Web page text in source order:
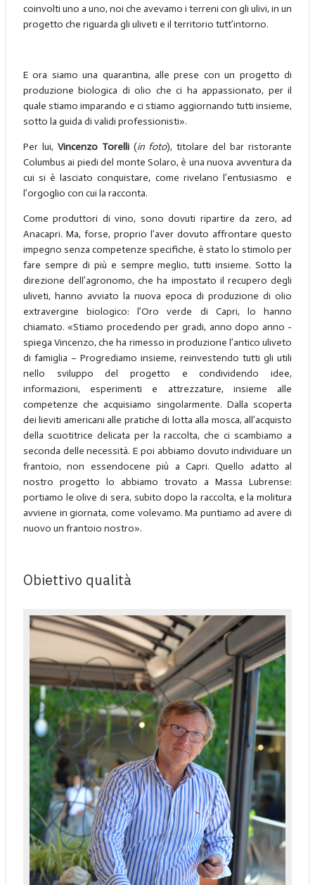
coinvolti uno a uno, noi che avevamo i terreni con gli ulivi, in un
progetto che riguarda gli uliveti e il territorio tutt’intorno.
E ora siamo una quarantina, alle prese con un progetto di
produzione biologica di olio che ci ha appassionato, per il
quale stiamo imparando e ci stiamo aggiornando tutti insieme,
sotto la guida di validi professionisti».
Per lui, Vincenzo Torelli (in foto), titolare del bar ristorante
Columbus ai piedi del monte Solaro, è una nuova avventura da
cui si è lasciato conquistare, come rivelano l’entusiasmo e
l’orgoglio con cui la racconta.
Come produttori di vino, sono dovuti ripartire da zero, ad
Anacapri. Ma, forse, proprio l’aver dovuto affrontare questo
impegno senza competenze specifiche, è stato lo stimolo per
fare sempre di più e sempre meglio, tutti insieme. Sotto la
direzione dell’agronomo, che ha impostato il recupero degli
uliveti, hanno avviato la nuova epoca di produzione di olio
extravergine biologico: l’Oro verde di Capri, lo hanno
chiamato. «Stiamo procedendo per gradi, anno dopo anno -
spiega Vincenzo, che ha rimesso in produzione l’antico uliveto
di famiglia – Progrediamo insieme, reinvestendo tutti gli utili
nello sviluppo del progetto e condividendo idee,
informazioni, esperimenti e attrezzature, insieme alle
competenze che acquisiamo singolarmente. Dalla scoperta
dei lieviti americani alle pratiche di lotta alla mosca, all’acquisto
della scuotitrice delicata per la raccolta, che ci scambiamo a
seconda delle necessità. E poi abbiamo dovuto individuare un
frantoio, non essendocene più a Capri. Quello adatto al
nostro progetto lo abbiamo trovato a Massa Lubrense:
portiamo le olive di sera, subito dopo la raccolta, e la molitura
avviene in giornata, come volevamo. Ma puntiamo ad avere di
nuovo un frantoio nostro».
Obiettivo qualità